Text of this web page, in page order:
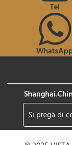
Tel
Si prega di